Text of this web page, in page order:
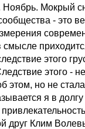
Мокрый
- это
этого
этого -
этом, но не
я в
друг Клим